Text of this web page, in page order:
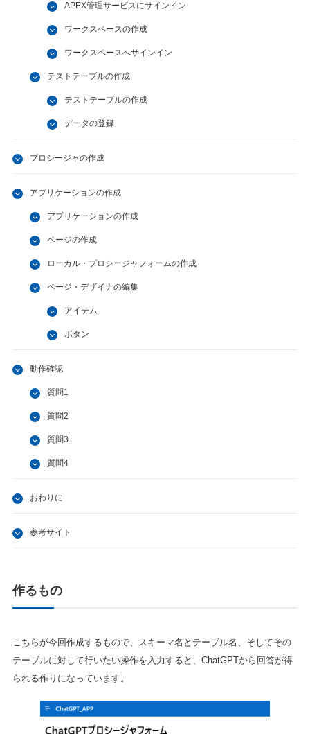
APEX管理サービスにサインイン
ワークスペースの作成
ワークスペースへサインイン
テストテーブルの作成
テストテーブルの作成
データの登録
プロシージャの作成
アプリケーションの作成
アプリケーションの作成
ページの作成
ローカル・プロシージャフォームの作成
ページ・デザイナの編集
アイテム
ボタン
動作確認
質問1
質問2
質問3
質問4
おわりに
参考サイト
作るもの
こちらが今回作成するもので、スキーマ名とテーブル名、そしてその
テーブルに対して行いたい操作を入力すると、ChatGPTから回答が得
られる作りになっています。